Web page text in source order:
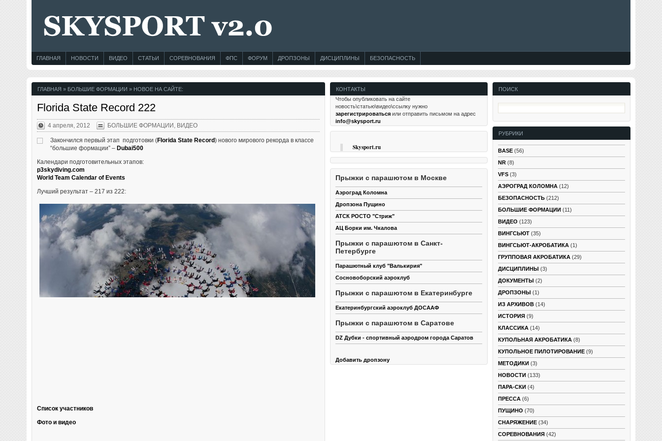
ГЛАВНАЯ НОВОСТИ ВИДЕО СТАТЬИ СОРЕВНОВАНИЯ ФПС ФОРУМ ДРОПЗОНЫ ДИСЦИПЛИНЫ БЕЗОПАСНОСТЬ
ГЛАВНАЯ » БОЛЬШИЕ ФОРМАЦИИ » НОВОЕ НА САЙТЕ:
Florida State Record 222
4 апреля, 2012 БОЛЬШИЕ ФОРМАЦИИ ВИДЕО
Закончился первый этап подготовки (Florida State Record) нового мирового рекорда в классе
“большие формации” – Dubai500
Календари подготовительных этапов:
p3skydiving.com
World Team Calendar of Events
Лучший результат – 217 из 222:
Список участников
Фото и видео
ПОИСК
РУБРИКИ
BASE (56)
NR (8)
VFS (3)
АЭРОГРАД КОЛОМНА (12)
БЕЗОПАСНОСТЬ (212)
БОЛЬШИЕ ФОРМАЦИИ (11)
ВИДЕО (123)
ВИНГСЬЮТ (35)
ВИНГСЬЮТ-АКРОБАТИКА (1)
ГРУППОВАЯ АКРОБАТИКА (29)
ДИСЦИПЛИНЫ (3)
ДОКУМЕНТЫ (2)
ДРОПЗОНЫ (1)
ИЗ АРХИВОВ (14)
ИСТОРИЯ (9)
КЛАССИКА (14)
КУПОЛЬНАЯ АКРОБАТИКА (8)
КУПОЛЬНОЕ ПИЛОТИРОВАНИЕ (9)
МЕТОДИКИ (3)
НОВОСТИ (133)
ПАРА-СКИ (4)
ПРЕССА (6)
ПУЩИНО (70)
СНАРЯЖЕНИЕ (34)
СОРЕВНОВАНИЯ (42)
КОНТАКТЫ
Чтобы опубликовать на сайте
новость\статью\видео\ссылку нужно
зарегистрироваться или отправить письмом на адрес
info@skysport.ru
Skysport.ru
Прыжки с парашютом в Москве
Аэроград Коломна
Дропзона Пущино
АТСК РОСТО "Стриж"
АЦ Борки им. Чкалова
Прыжки с парашютом в Санкт-
Петербурге
Парашютный клуб "Валькирия"
Сосновоборский аэроклуб
Прыжки с парашютом в Екатеринбурге
Екатеринбургский аэроклуб ДОСААФ
Прыжки с парашютом в Саратове
DZ Дубки - спортивный аэродром города Саратов
Добавить дропзону